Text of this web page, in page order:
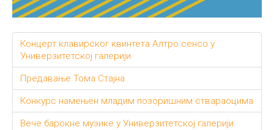
Концерт клавирског квинтета Алтро сенсо у
Универзитетској галерији
Предавање Тома Стајна
Конкурс намењен младим позоришним ствараоцима
Вече барокне музике у Универзитетској галерији